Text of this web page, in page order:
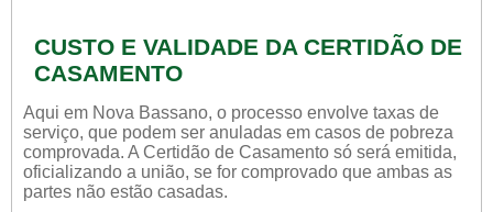
CUSTO E VALIDADE DA CERTIDÃO DE
CASAMENTO
Aqui em Nova Bassano, o processo envolve taxas de
serviço, que podem ser anuladas em casos de pobreza
comprovada. A Certidão de Casamento só será emitida,
oficializando a união, se for comprovado que ambas as
partes não estão casadas.